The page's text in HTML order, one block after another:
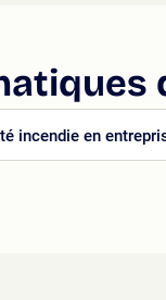
incendie en